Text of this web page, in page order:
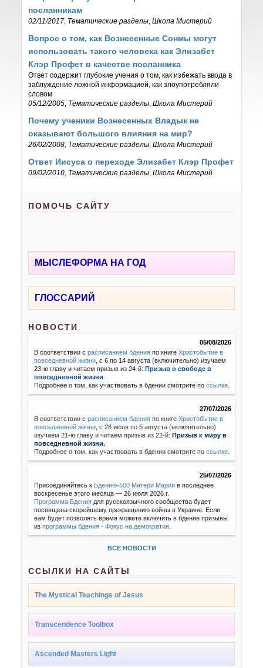
посланникам
02/11/2017 Тематические разделы ,Школа Мистерий
Вопрос о том, как Вознесенные Сонмы могут
использовать такого человека как Элизабет
Клэр Профет в качестве посланника
Ответ содержит глубокие учения о том, как избежать ввода в
заблуждение ложной информацией, как злоупотребляли
словом
05/12/2005 Тематические разделы ,Школа Мистерий
Почему ученики Вознесенных Владык не
оказывают большого влияния на мир?
26/02/2008 Тематические разделы ,Школа Мистерий
Ответ Иисуса о переходе Элизабет Клэр Профет
09/02/2010 Тематические разделы ,Школа Мистерий
ПОМОЧЬ САЙТУ
МЫСЛЕФОРМА НА ГОД
ГЛОССАРИЙ
НОВОСТИ
05/08/2026
В соответствии срасписанием бдения по книгеХристобытие в
повседневной жизни , с 6 по 14 августа (включительно) изучаем
23-ю главу и читаем призыв из 24-й:Призыв о свободе в
повседневной жизни
Подробнее о том, как участвовать в бдении смотрите поссылке
27/07/2026
В соответствии с расписанием бдения по книгеХристобытие в
повседневной жизни с 28 июля по 5 августа (включительно)
изучаем 21-ю главу и читаем призыв из 22-й:Призыв к миру в
повседневной жизни.
Подробнее о том, как участвовать в бдении смотрите поссылке
25/07/2026
Присоединяйтесь к Бдению-500 Матери Марии в последнее
воскресенье этого месяца — 26 июля 2026 г.
Программа Бдения для русскоязычного сообщества будет
посвящена скорейшему прекращению войны в Украине. Если
вам будет позволять время можете включить в бдение призывы
изпрограммы бдения - Фокус на демократии
ВСЕ НОВОСТИ
ССЫЛКИ НА САЙТЫ
The Mystical Teachings of Jesus
Transcendence Toolbox
Ascended Masters Light